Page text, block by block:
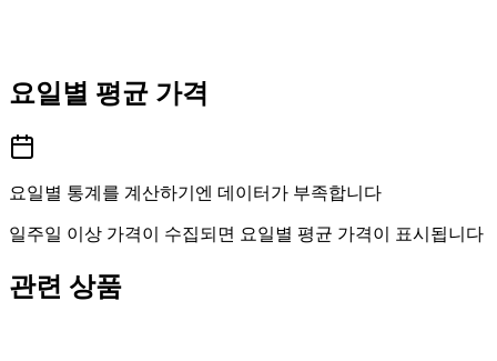
요일별 평균 가격
요일별 통계를 계산하기엔 데이터가 부족합니다
일주일 이상 가격이 수집되면 요일별 평균 가격이 표시됩니다
관련 상품